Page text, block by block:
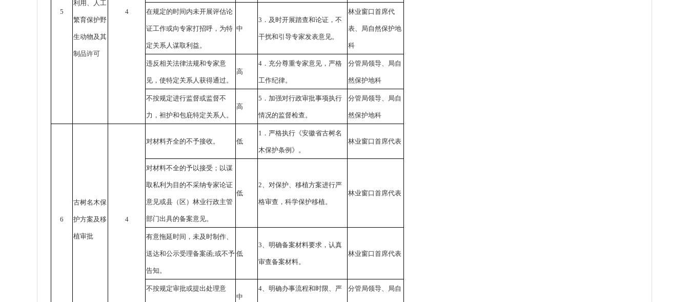
5
利用、人工
繁育保护野
生动物及其
制品许可
4 在规定的时间内未开展评估论
证工作或向专家打招呼，为特
定关系人谋取利益。
中
3．及时开展踏查和论证，不
干扰和引导专家发表意见。
林业窗口首席代
表、局自然保护地
科
违反相关法律法规和专家意
见，使特定关系人获得通过。
高
4．充分尊重专家意见，严格
工作纪律。
分管局领导、局自
然保护地科
不按规定进行监督或监督不
力，袒护和包庇特定关系人。
高
5．加强对行政审批事项执行
情况的监督检查。
分管局领导、局自
然保护地科
6
古树名木保
护方案及移
植审批
4
对材料齐全的不予接收。 低
1．严格执行《安徽省古树名
木保护条例》。
林业窗口首席代表
对材料不全的予以接受；以谋
取私利为目的不采纳专家论证
意见或县（区）林业行政主管
部门出具的备案意见。
低
2、对保护、移植方案进行严
格审查，科学保护移植。
林业窗口首席代表
有意拖延时间，未及时制作、
送达和公示受理备案函;或不予
告知。
低
3、明确备案材料要求，认真
审查备案材料。
林业窗口首席代表
不按规定审批或提出处理意
中
4、明确办事流程和时限、严 分管局领导、局自